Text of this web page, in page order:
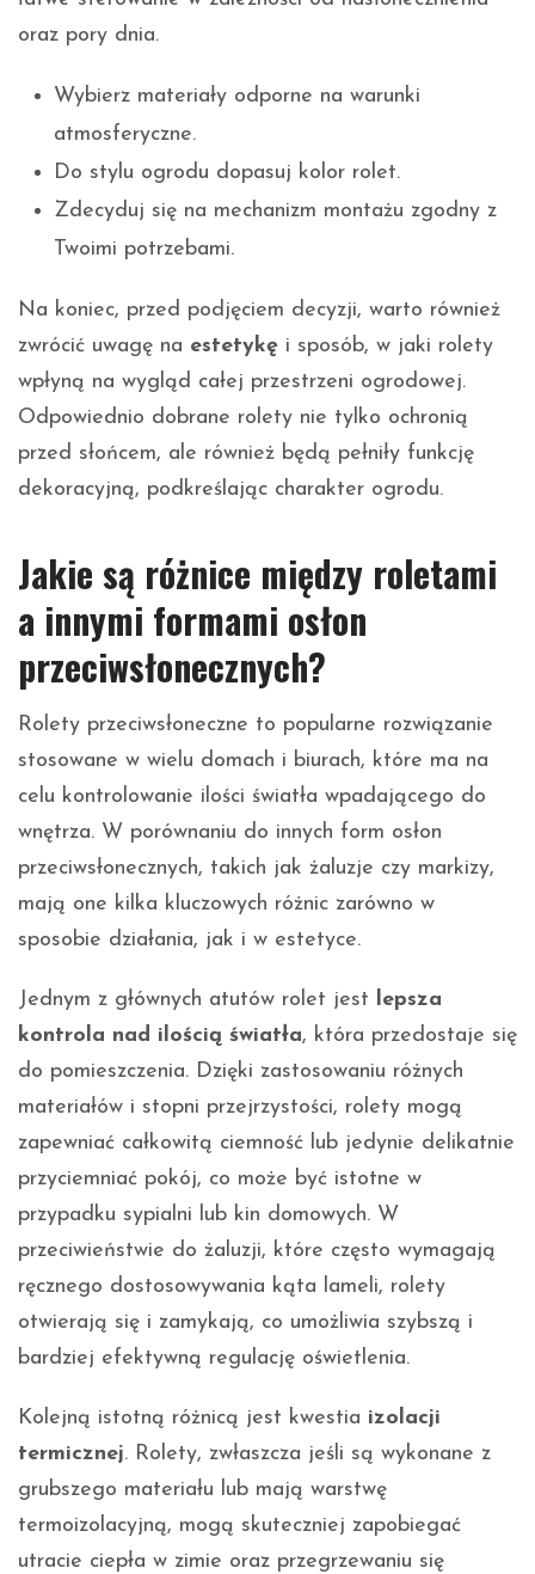
oraz pory dnia.
Wybierz materiały odporne na warunki
atmosferyczne.
Do stylu ogrodu dopasuj kolor rolet.
Zdecyduj się na mechanizm montażu zgodny z
Twoimi potrzebami.
Na koniec, przed podjęciem decyzji, warto również
zwrócić uwagę na estetykę i sposób, w jaki rolety
wpłyną na wygląd całej przestrzeni ogrodowej.
Odpowiednio dobrane rolety nie tylko ochronią
przed słońcem, ale również będą pełniły funkcję
dekoracyjną, podkreślając charakter ogrodu.
Jakie są różnice między roletami
a innymi formami osłon
przeciwsłonecznych?
Rolety przeciwsłoneczne to popularne rozwiązanie
stosowane w wielu domach i biurach, które ma na
celu kontrolowanie ilości światła wpadającego do
wnętrza. W porównaniu do innych form osłon
przeciwsłonecznych, takich jak żaluzje czy markizy,
mają one kilka kluczowych różnic zarówno w
sposobie działania, jak i w estetyce.
Jednym z głównych atutów rolet jest
lepsza
kontrola nad ilością światła, która przedostaje się
do pomieszczenia. Dzięki zastosowaniu różnych
materiałów i stopni przejrzystości, rolety mogą
zapewniać całkowitą ciemność lub jedynie delikatnie
przyciemniać pokój, co może być istotne w
przypadku sypialni lub kin domowych. W
przeciwieństwie do żaluzji, które często wymagają
ręcznego dostosowywania kąta lameli, rolety
otwierają się i zamykają, co umożliwia szybszą i
bardziej efektywną regulację oświetlenia.
Kolejną istotną różnicą jest kwestia izolacji
termicznej. Rolety, zwłaszcza jeśli są wykonane z
grubszego materiału lub mają warstwę
termoizolacyjną, mogą skuteczniej zapobiegać
utracie ciepła w zimie oraz przegrzewaniu się